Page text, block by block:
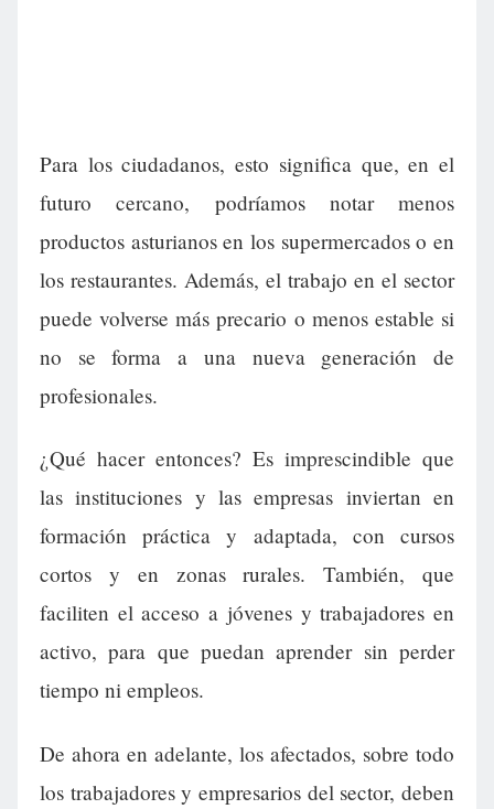
Para los ciudadanos, esto significa que, en el
futuro cercano, podríamos notar menos
productos asturianos en los supermercados o en
los restaurantes. Además, el trabajo en el sector
puede volverse más precario o menos estable si
no se forma a una nueva generación de
profesionales.
¿Qué hacer entonces? Es imprescindible que
las instituciones y las empresas inviertan en
formación práctica y adaptada, con cursos
cortos y en zonas rurales. También, que
faciliten el acceso a jóvenes y trabajadores en
activo, para que puedan aprender sin perder
tiempo ni empleos.
De ahora en adelante, los afectados, sobre todo
los trabajadores y empresarios del sector, deben